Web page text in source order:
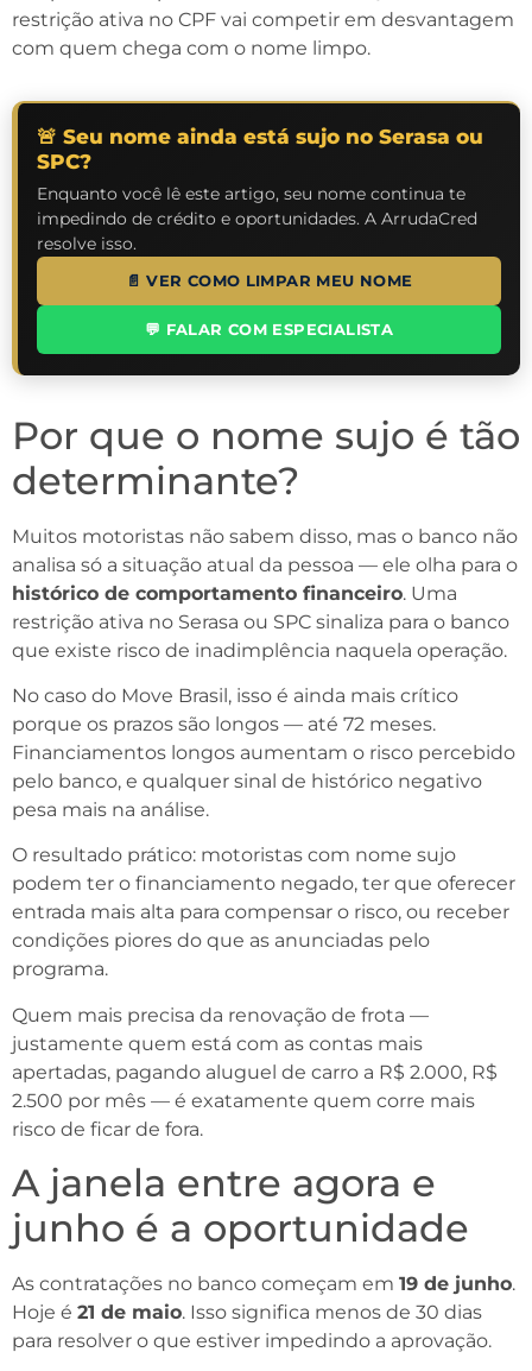
restrição ativa no CPF vai competir em desvantagem
com quem chega com o nome limpo.
🚨 Seu nome ainda está sujo no Serasa ou
SPC?
Enquanto você lê este artigo, seu nome continua te
impedindo de crédito e oportunidades. A ArrudaCred
resolve isso.
📄 VER COMO LIMPAR MEU NOME
💬 FALAR COM ESPECIALISTA
Por que o nome sujo é tão
determinante?
Muitos motoristas não sabem disso, mas o banco não
analisa só a situação atual da pessoa — ele olha para o
histórico de comportamento financeiro. Uma
restrição ativa no Serasa ou SPC sinaliza para o banco
que existe risco de inadimplência naquela operação.
No caso do Move Brasil, isso é ainda mais crítico
porque os prazos são longos — até 72 meses.
Financiamentos longos aumentam o risco percebido
pelo banco, e qualquer sinal de histórico negativo
pesa mais na análise.
O resultado prático: motoristas com nome sujo
podem ter o financiamento negado, ter que oferecer
entrada mais alta para compensar o risco, ou receber
condições piores do que as anunciadas pelo
programa.
Quem mais precisa da renovação de frota —
justamente quem está com as contas mais
apertadas, pagando aluguel de carro a R$ 2.000, R$
2.500 por mês — é exatamente quem corre mais
risco de ficar de fora.
A janela entre agora e
junho é a oportunidade
As contratações no banco começam em 19 de junho.
Hoje é 21 de maio. Isso significa menos de 30 dias
para resolver o que estiver impedindo a aprovação.